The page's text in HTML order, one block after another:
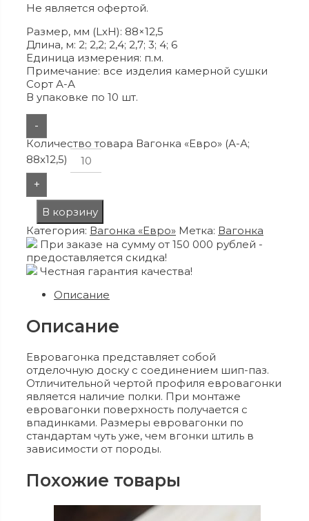
Не является офертой.
Размер, мм (LxH): 88×12,5
Длина, м: 2; 2,2; 2,4; 2,7; 3; 4; 6
Единица измерения: п.м.
Примечание: все изделия камерной сушки
Сорт А-А
В упаковке по 10 шт.
-
Количество товара Вагонка «Евро» (А-А;
88x12,5)
+
В корзину
Категория: Вагонка «Евро» Метка: Вагонка
При заказе на сумму от 150 000 рублей -
предоставляется скидка!
Честная гарантия качества!
Описание
Описание
Евровагонка представляет собой
отделочную доску с соединением шип-паз.
Отличительной чертой профиля евровагонки
является наличие полки. При монтаже
евровагонки поверхность получается с
впадинками. Размеры евровагонки по
стандартам чуть уже, чем вгонки штиль в
зависимости от породы.
Похожие товары